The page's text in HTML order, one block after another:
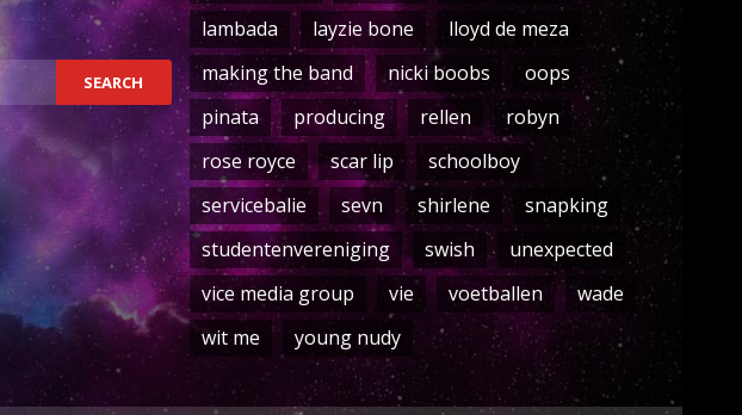
lambada
layzie bone
lloyd de meza
making the band
nicki boobs
oops
pinata
producing rellen
robyn
rose royce
scar lip
schoolboy
servicebalie
sevn shirlene
snapking
studentenvereniging
swish
unexpected
vice media group
vie voetballen
wade
wit me
young nudy